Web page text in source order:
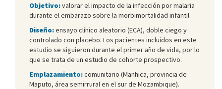
Objetivo:valorar el impacto de la infección por malaria
durante el embarazo sobre la morbimortalidad infantil.
Diseño:ensayo clínico aleatorio (ECA), doble ciego y
controlado con placebo. Los pacientes incluidos en este
estudio se siguieron durante el primer año de vida, por lo
que se trata de un estudio de cohorte prospectivo.
Emplazamiento:comunitario (Manhica, provincia de
Maputo, área semirrural en el sur de Mozambique).